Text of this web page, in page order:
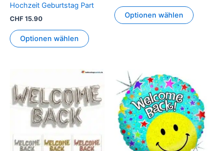
Hochzeit Geburtstag Part
CHF15.90
Optionen wählen
Optionen wählen
werden
Dieses
Produkt
weist
Varianten
Die